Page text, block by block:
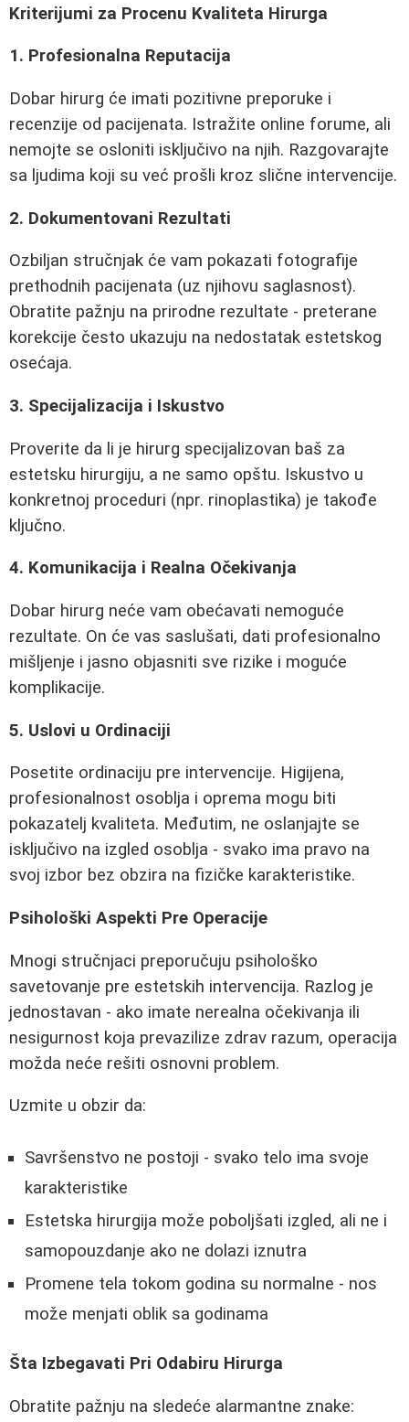
Kriterijumi za Procenu Kvaliteta Hirurga
1. Profesionalna Reputacija
Dobar hirurg će imati pozitivne preporuke i
recenzije od pacijenata. Istražite online forume, ali
nemojte se osloniti isključivo na njih. Razgovarajte
sa ljudima koji su već prošli kroz slične intervencije.
2. Dokumentovani Rezultati
Ozbiljan stručnjak će vam pokazati fotografije
prethodnih pacijenata (uz njihovu saglasnost).
Obratite pažnju na prirodne rezultate - preterane
korekcije često ukazuju na nedostatak estetskog
osećaja.
3. Specijalizacija i Iskustvo
Proverite da li je hirurg specijalizovan baš za
estetsku hirurgiju, a ne samo opštu. Iskustvo u
konkretnoj proceduri (npr. rinoplastika) je takođe
ključno.
4. Komunikacija i Realna Očekivanja
Dobar hirurg neće vam obećavati nemoguće
rezultate. On će vas saslušati, dati profesionalno
mišljenje i jasno objasniti sve rizike i moguće
komplikacije.
5. Uslovi u Ordinaciji
Posetite ordinaciju pre intervencije. Higijena,
profesionalnost osoblja i oprema mogu biti
pokazatelj kvaliteta. Međutim, ne oslanjajte se
isključivo na izgled osoblja - svako ima pravo na
svoj izbor bez obzira na fizičke karakteristike.
Psihološki Aspekti Pre Operacije
Mnogi stručnjaci preporučuju psihološko
savetovanje pre estetskih intervencija. Razlog je
jednostavan - ako imate nerealna očekivanja ili
nesigurnost koja prevazilize zdrav razum, operacija
možda neće rešiti osnovni problem.
Uzmite u obzir da:
Savršenstvo ne postoji - svako telo ima svoje
karakteristike
Estetska hirurgija može poboljšati izgled, ali ne i
samopouzdanje ako ne dolazi iznutra
Promene tela tokom godina su normalne - nos
može menjati oblik sa godinama
Šta Izbegavati Pri Odabiru Hirurga
Obratite pažnju na sledeće alarmantne znake: